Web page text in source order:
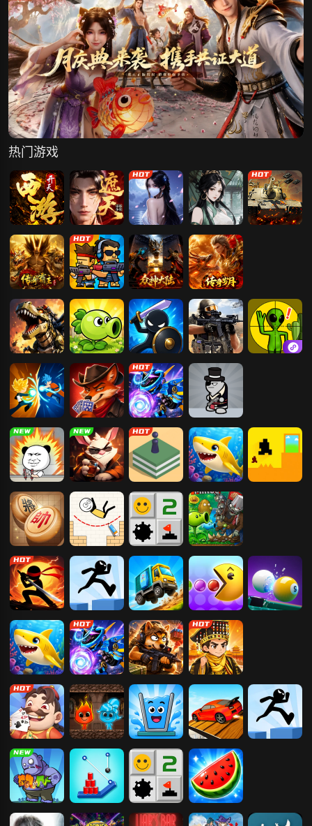
热门游戏
开天西游
遮天：帝路争
锋
青云诀之伏魔 墨武江山
传奇霸主 生存大作战 众神大陆 传奇岁月
机甲恐龙
Q版植物大战
僵尸
火柴人战争战
略版
吃鸡枪战王者
火柴人至尊决
斗
谎言酒馆 机械战警 混乱大枪战
打螺丝我贼溜 骗子酒吧 跳一跳 深海游历险记
中国象棋
火柴人画线逃
亡
扫雷大挑战
杂交植物大战
僵尸
火柴人功夫对
战
火柴人试炼大
挑战
疯狂赛车 吃豆人
深海游历险记 机械战警 猫狗搜打撤 我要当皇帝
易起斗地主 红蓝岛 心动水杯 飙飙飞车
合成植物打僵
割绳子 扫雷大挑战 果蔬连连看